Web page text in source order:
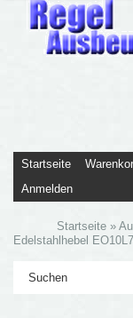
Startseite
Anmelden
Startseite »
Edelstahlhebel